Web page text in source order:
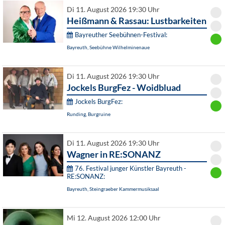
Di 11. August 2026 19:30 Uhr
Heißmann & Rassau: Lustbarkeiten
Bayreuther Seebühnen-Festival:
Bayreuth, Seebühne Wilhelminenaue
Di 11. August 2026 19:30 Uhr
Jockels BurgFez - Woidbluad
Jockels BurgFez:
Runding, Burgruine
Di 11. August 2026 19:30 Uhr
Wagner in RE:SONANZ
76. Festival junger Künstler Bayreuth -
RE:SONANZ:
Bayreuth, Steingraeber Kammermusiksaal
Mi 12. August 2026 12:00 Uhr